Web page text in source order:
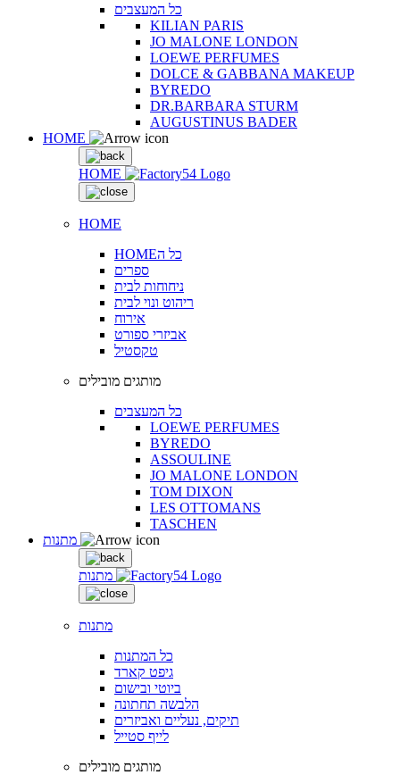
כל המעצבים
KILIAN PARIS
JO MALONE LONDON
LOEWE PERFUMES
DOLCE & GABBANA MAKEUP
BYREDO
DR.BARBARA STURM
AUGUSTINUS BADER
HOME
HOME
HOME
HOMEכל ה
ספרים
ניחוחות לבית
ריהוט ונוי לבית
אירוח
אביזרי ספורט
טקסטיל
מותגים מובילים
כל המעצבים
LOEWE PERFUMES
BYREDO
ASSOULINE
JO MALONE LONDON
TOM DIXON
LES OTTOMANS
TASCHEN
מתנות
מתנות
כל המתנות
גיפט קארד
ביוטי ובישום
הלבשה תחתונה
תיקים, נעליים ואביזרים
לייף סטייל
מותגים מובילים